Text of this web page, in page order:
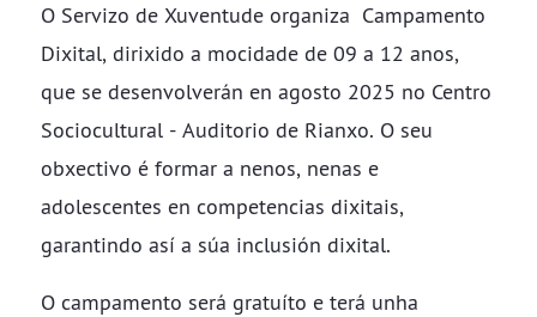
O Servizo de Xuventude organiza Campamento
Dixital, dirixido a mocidade de 09 a 12 anos,
que se desenvolverán en agosto 2025 no Centro
Sociocultural - Auditorio de Rianxo. O seu
obxectivo é formar a nenos, nenas e
adolescentes en competencias dixitais,
garantindo así a súa inclusión dixital.
O campamento será gratuíto e terá unha